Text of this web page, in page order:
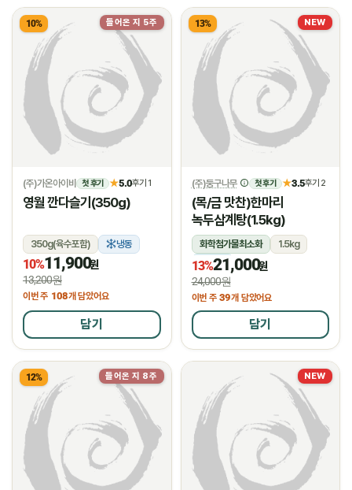
들어온 지 5주
10%
(주)가온아이비 첫 후기 ★5.0후기 1
영월 깐다슬기(350g)
350g(육수포함) 냉동
10%11,900원
13,200원
이번 주 108개 담았어요
담기
NEW
13%
(주)둥구나무 첫 후기 ★3.5후기 2
(목/금 맛찬)한마리
녹두삼계탕(1.5kg)
화학첨가물최소화
1.5kg
냉장
13%21,000원
24,000원
이번 주 39개 담았어요
담기
들어온 지 8주
12% NEW